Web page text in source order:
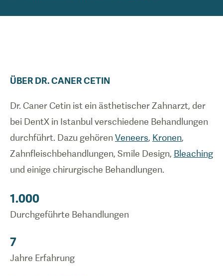
ÜBER DR.CANERCETIN
Dr. Caner Cetin ist ein ästhetischer Zahnarzt, der
bei DentX in Istanbul verschiedene Behandlungen
durchführt. Dazu gehörenVeneers, Kronen,
Zahnfleischbehandlungen, Smile Design, Bleaching
und einige chirurgische Behandlungen.
1.000
Durchgeführte Behandlungen
7
Jahre Erfahrung